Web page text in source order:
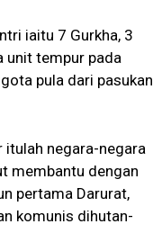
iaitu 7 Gurkha, 3
unit tempur pada
pula dari pasukan
itulah negara-negara
membantu dengan
pertama Darurat,
komunis dihutan-